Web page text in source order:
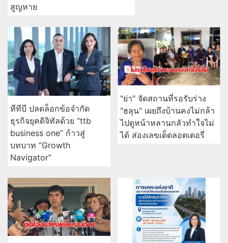
สูญหาย
ทีทีบี ปลดล็อกข้อจำกัด
ธุรกิจยุคดิจิทัลด้วย “ttb
business one” ก้าวสู่
บทบาท “Growth
Navigator”
"ย่า" จัดสถานที่รอรับร่าง
"ฮลุน" เผยถึงบ้านคงไม่กล้า
ไปดูหน้าหลานกลัวทำใจไม่
ได้ ส่องเลขเด็ดลอตเตอรี่